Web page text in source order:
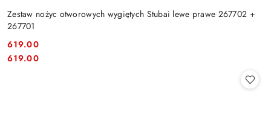
Zestaw nożyc otworowych wygiętych Stubai lewe prawe 267702 +
267701
Cena:
619.00
Cena:
619.00